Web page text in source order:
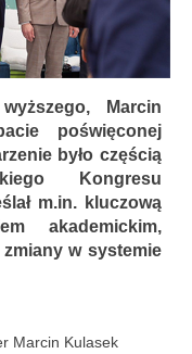
Marcin
poświęconej
było częścią
Kongresu
m.in. kluczową
akademickim,
zmiany w systemie
Marcin Kulasek